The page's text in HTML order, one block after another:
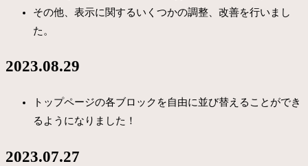
その他、表示に関するいくつかの調整、改善を行いまし
た。
2023.08.29
トップページの各ブロックを自由に並び替えることができ
るようになりました！
2023.07.27